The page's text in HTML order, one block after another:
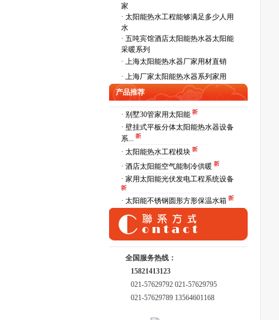
家
· 太阳能热水工程能够满足多少人用
水
· 五吨宾馆酒店太阳能热水器太阳能
采暖系列
· 上海太阳能热水器厂家用材直销
· 上海厂家太阳能热水器系列家用
产品推荐
· 别墅30管家用太阳能
· 壁挂式平板分体太阳能热水器设备
系...
· 太阳能热水工程模块
· 酒店太阳能空气能制冷供暖
· 家用太阳能光伏发电工程系统设备
· 太阳能不锈钢圆形方形保温水箱
全国服务热线：
15821413123
021-57629792 021-57629795
021-57629789 13564601168